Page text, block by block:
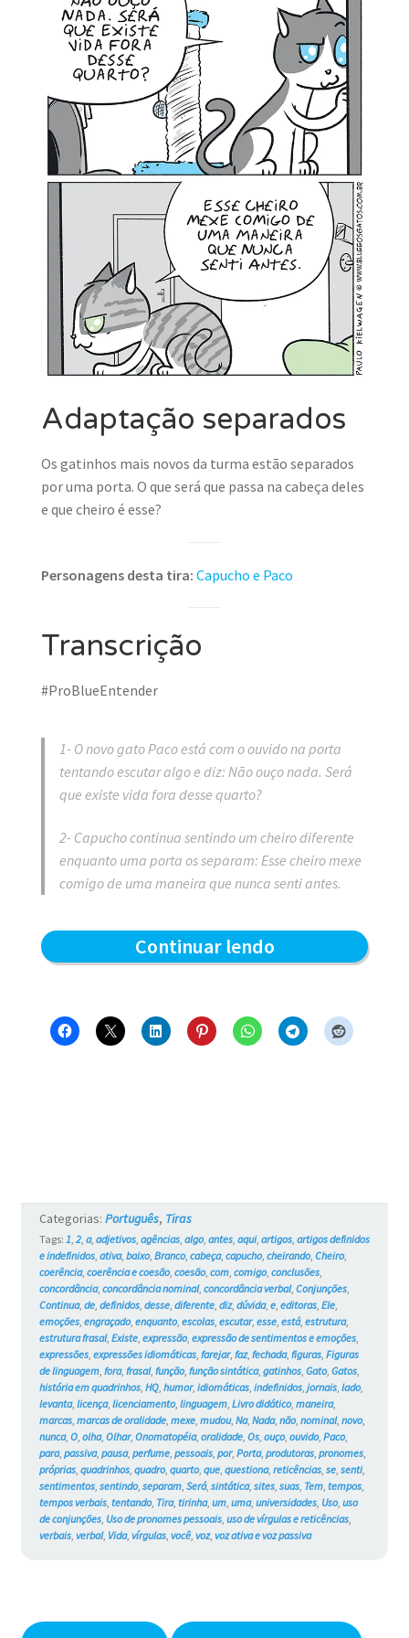
MINHA CONTA
CARRINHO
Search
Search Button
Adaptação separados
Os gatinhos mais novos da turma estão separados
por uma porta. O que será que passa na cabeça deles
e que cheiro é esse?
Personagens desta tira: Capucho e Paco
Transcrição
#ProBlueEntender
1- O novo gato Paco está com o ouvido na porta
tentando escutar algo e diz: Não ouço nada. Será
que existe vida fora desse quarto?
2- Capucho continua sentindo um cheiro diferente
enquanto uma porta os separam: Esse cheiro mexe
comigo de uma maneira que nunca senti antes.
Continuar lendoSeparados
porta
Gatos
#733
Categorias: Português, Tiras
Tags: 1 2, a, adjetivos, agências, algo, antes, aqui, artigos, artigos definidos
e indefinidos, ativa, baixo, Branco, cabeça, capucho, cheirando, Cheiro,
coerência, coerência e coesão, coesão, com, comigo, conclusões,
concordância, concordância nominal, concordância verbal, Conjunções,
Continua, de, definidos, desse, diferente, diz, dúvida, e, editoras, Ele,
emoções, engraçado, enquanto, escolas, escutar, esse, está, estrutura,
estrutura frasal, Existe, expressão, expressão de sentimentos e emoções,
expressões, expressões idiomáticas, farejar, faz, fechada, figuras, Figuras
de linguagem, fora, frasal, função, função sintática, gatinhos, Gato, Gatos,
história em quadrinhos, HQ, humor, idiomáticas, indefinidos, jornais, lado,
levanta, licença, licenciamento, linguagem, Livro didático, maneira,
marcas, marcas de oralidade, mexe, mudou, Na, Nada, não, nominal, novo,
nunca, O, olha, Olhar, Onomatopéia, oralidade, Os, ouço, ouvido, Paco,
para, passiva, pausa, perfume, pessoais, por, Porta, produtoras, pronomes,
próprias, quadrinhos, quadro, quarto, que, questiona, reticências, se, senti,
sentimentos, sentindo, separam, Será, sintática, sites, suas, Tem, tempos,
tempos verbais, tentando, Tira, tirinha, um, uma, universidades, Uso, uso
de conjunções, Uso de pronomes pessoais, uso de vírgulas e reticências,
verbais, verbal, Vida, vírgulas, você, voz, voz ativa e voz passiva